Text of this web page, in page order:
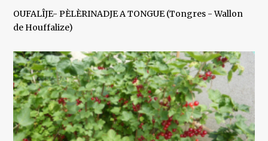
OUFALÎJE- PÈLÈRINADJE A TONGUE (Tongres - Wallon
de Houffalize)